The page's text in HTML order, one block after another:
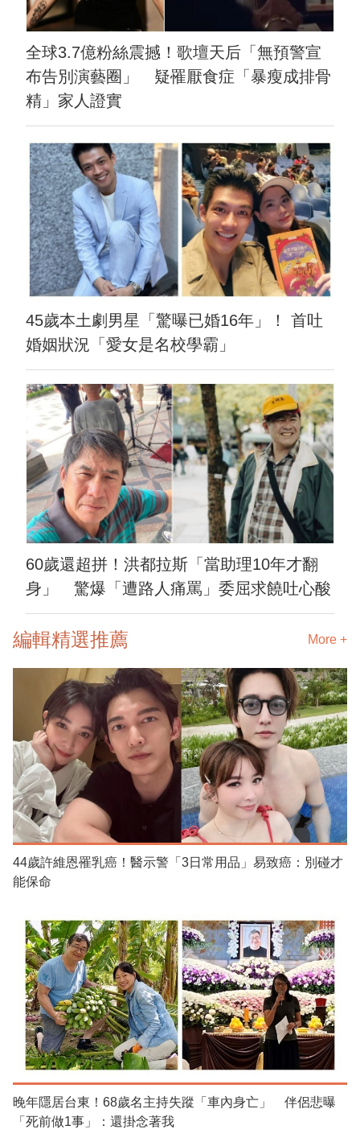
全球3.7億粉絲震撼！歌壇天后「無預警宣
布告別演藝圈」 疑罹厭食症「暴瘦成排骨
精」家人證實
45歲本土劇男星「驚曝已婚16年」！ 首吐
婚姻狀況「愛女是名校學霸」
60歲還超拼！洪都拉斯「當助理10年才翻
身」 驚爆「遭路人痛罵」委屈求饒吐心酸
編輯精選推薦 More +
44歲許維恩罹乳癌！醫示警「3日常用品」易致癌：別碰才
能保命
晚年隱居台東！68歲名主持失蹤「車內身亡」 伴侶悲曝
「死前做1事」：還掛念著我